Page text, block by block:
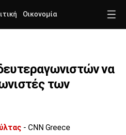
Οικονομία
να
των
- CNN Greece